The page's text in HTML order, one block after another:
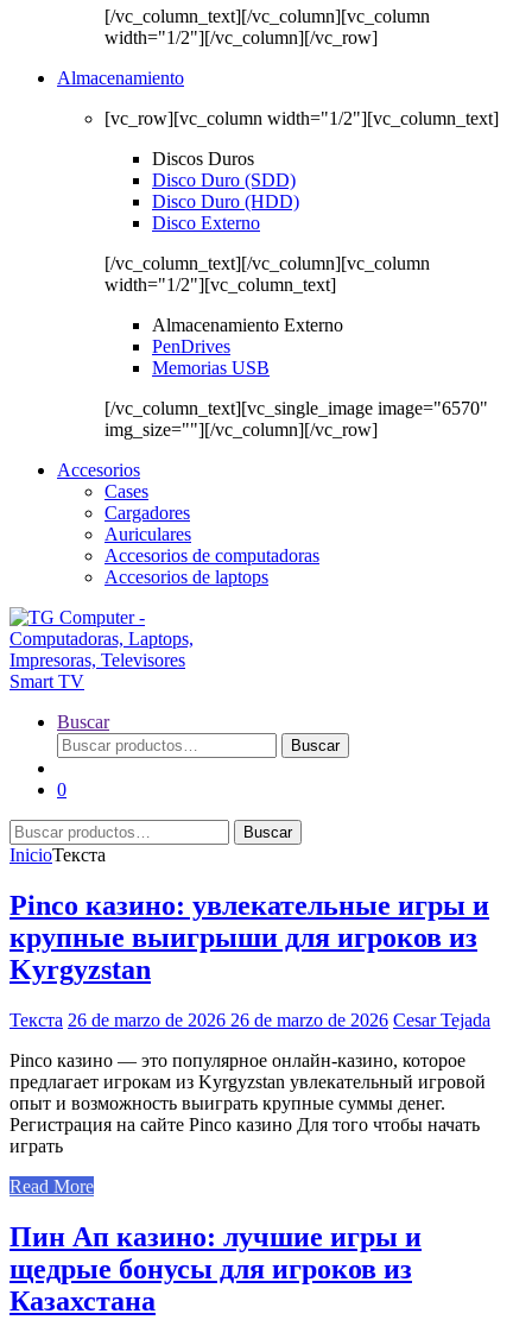
[/vc_column_text][/vc_column][vc_column
width="1/2"][/vc_column][/vc_row]
Almacenamiento
[vc_row][vc_column width="1/2"][vc_column_text]
Discos Duros
Disco Duro (SDD)
Disco Duro (HDD)
Disco Externo
[/vc_column_text][/vc_column][vc_column
width="1/2"][vc_column_text]
Almacenamiento Externo
PenDrives
Memorias USB
[/vc_column_text][vc_single_image image="6570"
img_size=""][/vc_column][/vc_row]
Accesorios
Cases
Cargadores
Auriculares
Accesorios de computadoras
Accesorios de laptops
Buscar
Buscar
por:
Buscar
0
Buscar
por:
Buscar
InicioТекста
Pinco казино: увлекательные игры и
крупные выигрыши для игроков из
Kyrgyzstan
Текста 26 de marzo de 2026 26 de marzo de 2026 Cesar Tejada
Pinco казино — это популярное онлайн-казино, которое
предлагает игрокам из Kyrgyzstan увлекательный игровой
опыт и возможность выиграть крупные суммы денег.
Регистрация на сайте Pinco казино Для того чтобы начать
играть
Read More
Пин Ап казино: лучшие игры и
щедрые бонусы для игроков из
Казахстана